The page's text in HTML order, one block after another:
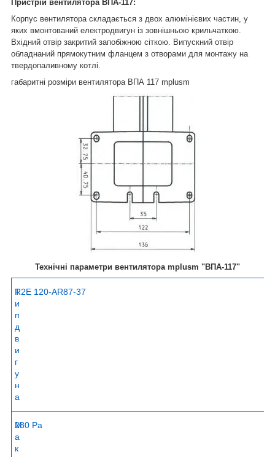
Пристрій вентилятора ВПА-117:
Корпус вентилятора складається з двох алюмінієвих частин, у
яких вмонтований електродвигун із зовнішньою крильчаткою.
Вхідний отвір закритий запобіжною сіткою. Випускний отвір
обладнаний прямокутним фланцем з отворами для монтажу на
твердопаливному котлі.
габаритні розміри вентилятора ВПА 117 mplusm
Технічні параметри вентилятора mplusm "ВПА-117"
Т
и
п
д
в
и
г
у
н
а
R2E 120-AR87-37
М
а
к
280 Pa